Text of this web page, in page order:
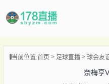
当前位置:首页 足球直播 球会友
奈梅亨